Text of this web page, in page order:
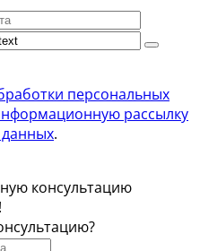
персональных
рассылку
.
консультацию